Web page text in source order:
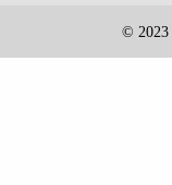
© 2023